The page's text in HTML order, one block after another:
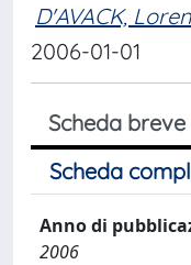
D'AVACK,
2006-01-01
Scheda breve
Scheda
Anno di
2006